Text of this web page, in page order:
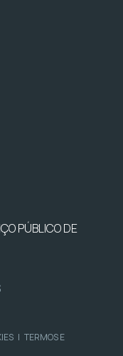
PÚBLICO DE
| TERMOS E